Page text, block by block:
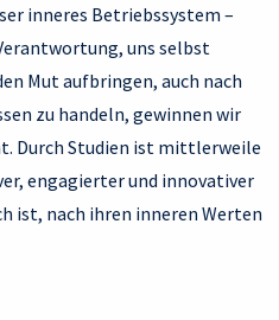
inneres Betriebssystem –
uns selbst
Mut aufbringen, auch nach
zu handeln, gewinnen wir
Durch Studien ist mittlerweile
engagierter und innovativer
ist, nach ihren inneren Werten